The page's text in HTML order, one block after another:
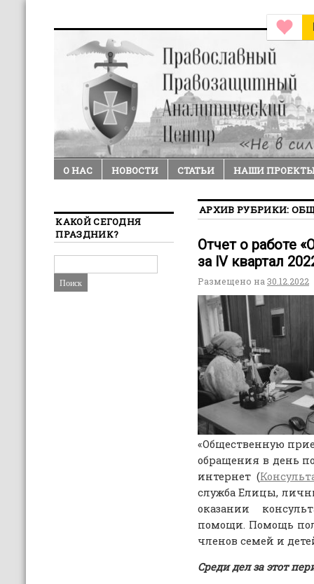
О НАС НОВОСТИ СТАТЬИ НАШИ
АРХИВ РУБРИКИ:
Отчет о работе
за lV квартал
Размещено на 30.12.2022
«Общественную
обращения в день
интернет (
служба Елицы,
оказании
помощи. Помощь
членов семей и
Среди дел за этот
КАКОЙ СЕГОДНЯ
ПРАЗДНИК?